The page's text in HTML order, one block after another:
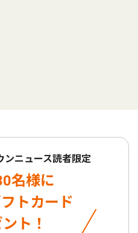
ンニュース読者限定
名様に
トカード
ト！